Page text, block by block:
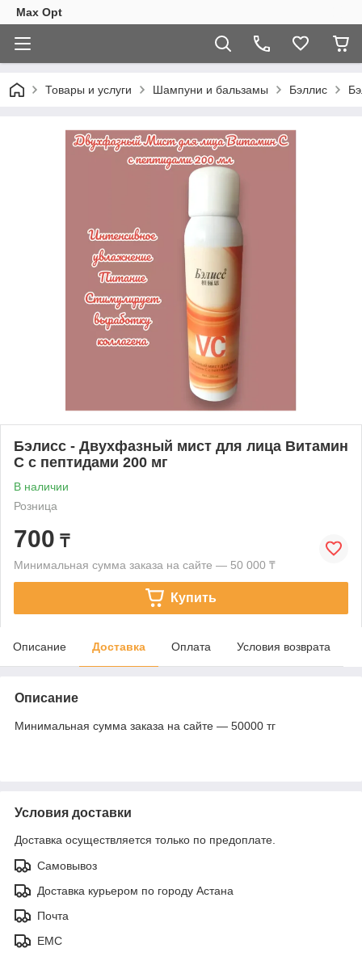
Max Opt
Товары и услуги Шампуни и бальзамы Бэллис
Бэлисс - Двухфазный мист для лица Витамин
С с пептидами 200 мг
В наличии
Розница
700 ₸
Минимальная сумма заказа на сайте — 50 000 ₸
Купить
Описание Доставка Оплата Условия возврата
Описание
Минимальная сумма заказа на сайте — 50000 тг
Условия доставки
Доставка осуществляется только по предоплате.
Самовывоз
Доставка курьером по городу Астана
Почта
ЕМС